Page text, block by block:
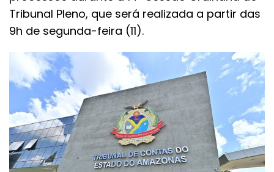
Tribunal Pleno, que será realizada a partir das
9h de segunda-feira (11).